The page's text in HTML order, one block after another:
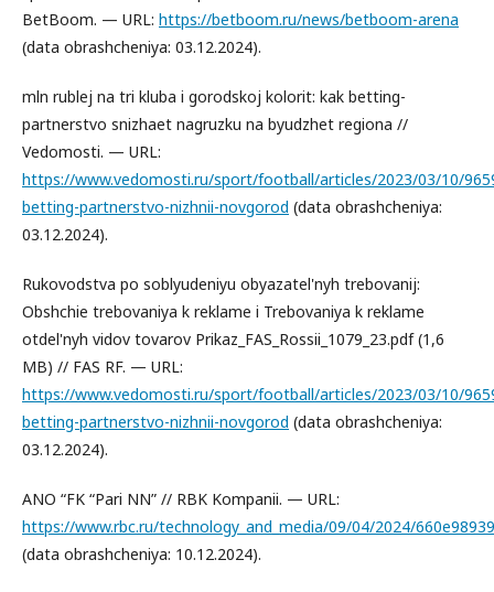
BetBoom. — URL: https://betboom.ru/news/betboom-arena
(data obrashcheniya: 03.12.2024).
mln rublej na tri kluba i gorodskoj kolorit: kak betting-
partnerstvo snizhaet nagruzku na byudzhet regiona //
Vedomosti. — URL:
https://www.vedomosti.ru/sport/football/articles/2023/03/10/
betting-partnerstvo-nizhnii-novgorod (data obrashcheniya:
03.12.2024).
Rukovodstva po soblyudeniyu obyazatel'nyh trebovanij:
Obshchie trebovaniya k reklame i Trebovaniya k reklame
otdel'nyh vidov tovarov Prikaz_FAS_Rossii_1079_23.pdf (1,6
MB) // FAS RF. — URL:
https://www.vedomosti.ru/sport/football/articles/2023/03/10/
betting-partnerstvo-nizhnii-novgorod (data obrashcheniya:
03.12.2024).
ANO “FK “Pari NN” // RBK Kompanii. — URL:
https://www.rbc.ru/technology_and_media/09/04/2024/
(data obrashcheniya: 10.12.2024).